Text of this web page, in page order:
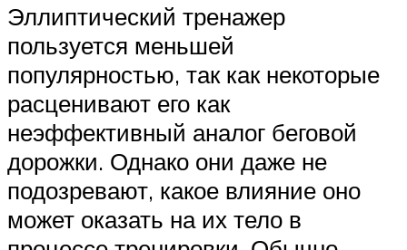
Эллиптический тренажер
пользуется меньшей
популярностью, так как некоторые
расценивают его как
неэффективный аналог беговой
дорожки. Однако они даже не
подозревают, какое влияние оно
может оказать на их тело в